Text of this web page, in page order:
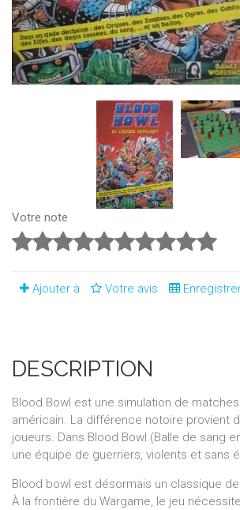
Votre note
Ajouter à Votre avis
DESCRIPTION
Blood Bowl est une simulation de
américain. La différence notoire provient
joueurs. Dans Blood Bowl (Balle de sang
une équipe de guerriers, violents et sans
Blood bowl est désormais un classique
À la frontière du Wargame, le jeu